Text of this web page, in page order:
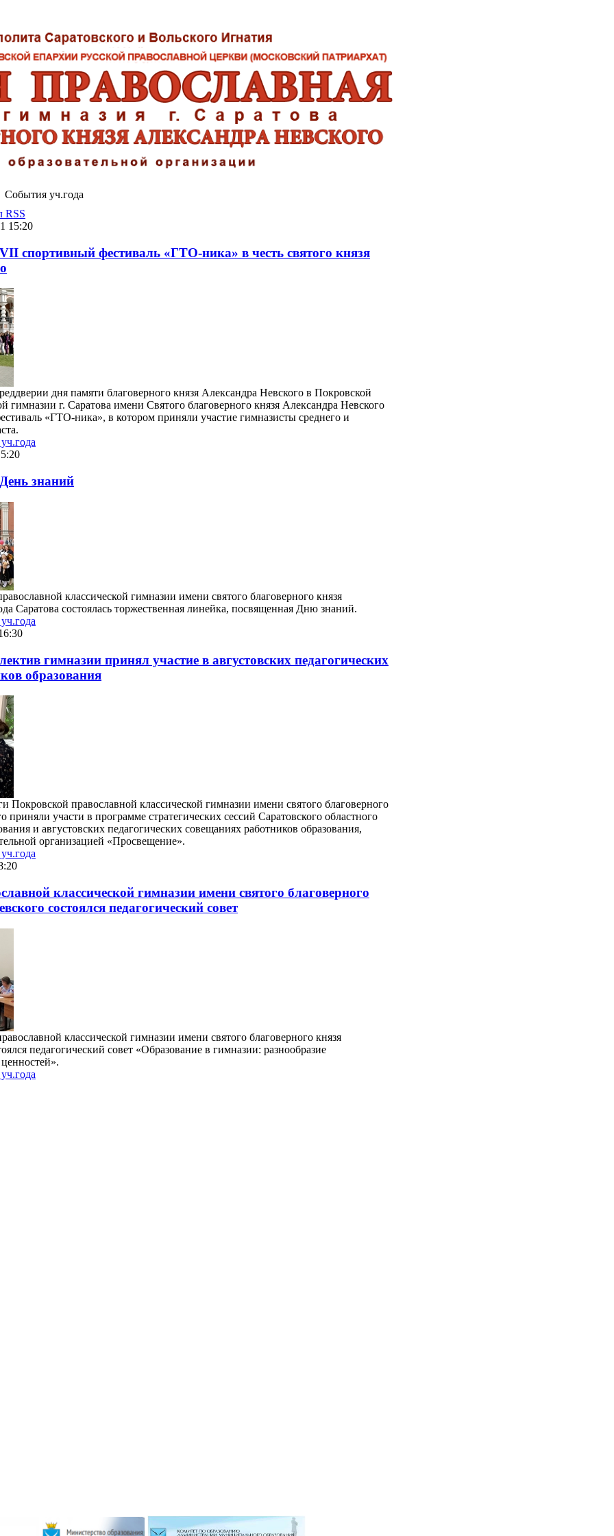
События уч.года
RSS
15:20
спортивный фестиваль «ГТО-ника» в честь святого князя
дня памяти благоверного князя Александра Невского в Покровской
гимназии г. Саратова имени Святого благоверного князя Александра Невского
«ГТО-ника», в котором приняли участие гимназисты среднего и
знаний
классической гимназии имени святого благоверного князя
Саратова состоялась торжественная линейка, посвященная Дню знаний.
гимназии принял участие в августовских педагогических
образования
Покровской православной классической гимназии имени святого благоверного
приняли участи в программе стратегических сессий Саратовского областного
и августовских педагогических совещаниях работников образования,
организацией «Просвещение».
классической гимназии имени святого благоверного
состоялся педагогический совет
классической гимназии имени святого благоверного князя
педагогический совет «Образование в гимназии: разнообразие